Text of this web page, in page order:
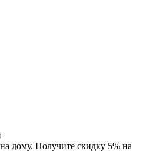
дому. Получите скидку 5% на